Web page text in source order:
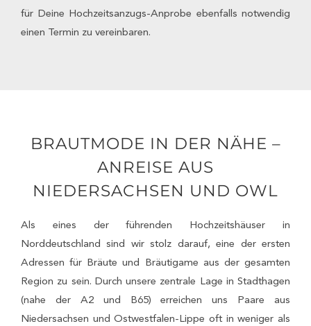
für Deine Hochzeitsanzugs-Anprobe ebenfalls notwendig
einen Termin zu vereinbaren.
BRAUTMODE IN DER NÄHE –
ANREISE AUS
NIEDERSACHSEN UND OWL
Als eines der führenden Hochzeitshäuser in
Norddeutschland sind wir stolz darauf, eine der ersten
Adressen für Bräute und Bräutigame aus der gesamten
Region zu sein. Durch unsere zentrale Lage in Stadthagen
(nahe der A2 und B65) erreichen uns Paare aus
Niedersachsen und Ostwestfalen-Lippe oft in weniger als